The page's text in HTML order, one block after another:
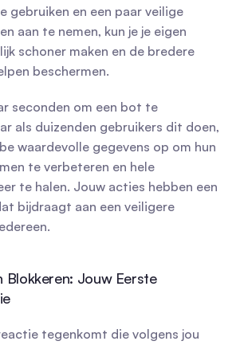
en een paar veilige
aan te nemen, kun je je eigen
schoner maken en de bredere
beschermen.
seconden om een bot te
als duizenden gebruikers dit doen,
waardevolle gegevens op om hun
te verbeteren en hele
te halen. Jouw acties hebben een
bijdraagt aan een veiligere
Blokkeren: Jouw Eerste
tegenkomt die volgens jou